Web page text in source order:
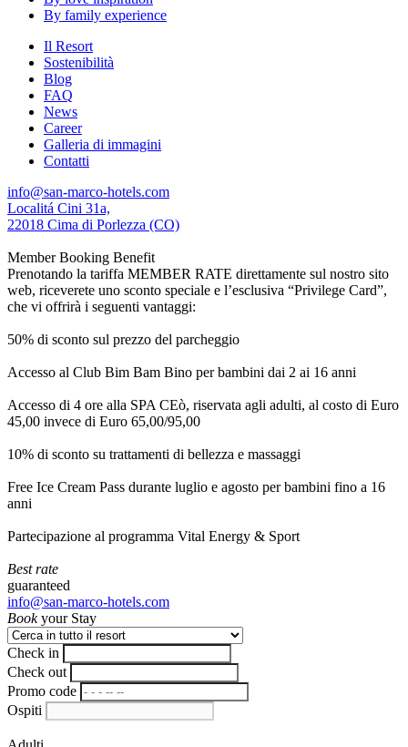
By family experience
Il Resort
Sostenibilità
Blog
FAQ
News
Career
Galleria di immagini
Contatti
info@san-marco-hotels.com
Localitá Cini 31a,
22018 Cima di Porlezza (CO)
Member Booking Benefit
Prenotando la tariffa MEMBER RATE direttamente sul nostro sito
web, riceverete uno sconto speciale e l’esclusiva “Privilege Card”,
che vi offrirà i seguenti vantaggi:
50% di sconto sul prezzo del parcheggio
Accesso al Club Bim Bam Bino per bambini dai 2 ai 16 anni
Accesso di 4 ore alla SPA CEò, riservata agli adulti, al costo di Euro
45,00 invece di Euro 65,00/95,00
10% di sconto su trattamenti di bellezza e massaggi
Free Ice Cream Pass durante luglio e agosto per bambini fino a 16
anni
Partecipazione al programma Vital Energy & Sport
Best rate
guaranteed
info@san-marco-hotels.com
Bookyour Stay
Check in
Check out
Promo code
Ospiti